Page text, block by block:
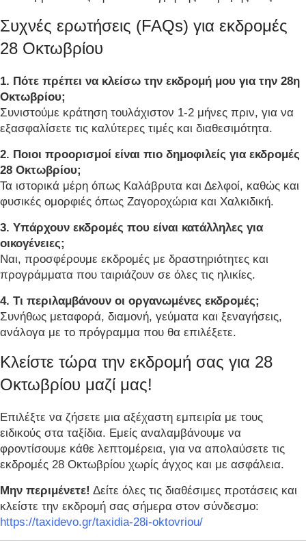
Συχνές ερωτήσεις (FAQs) για εκδρομές
28 Οκτωβρίου
1. Πότε πρέπει να κλείσω την εκδρομή μου για την 28η
Οκτωβρίου;
Συνιστούμε κράτηση τουλάχιστον 1-2 μήνες πριν, για να
εξασφαλίσετε τις καλύτερες τιμές και διαθεσιμότητα.
2. Ποιοι προορισμοί είναι πιο δημοφιλείς για εκδρομές
28 Οκτωβρίου;
Τα ιστορικά μέρη όπως Καλάβρυτα και Δελφοί, καθώς και
φυσικές ομορφιές όπως Ζαγοροχώρια και Χαλκιδική.
3. Υπάρχουν εκδρομές που είναι κατάλληλες για
οικογένειες;
Ναι, προσφέρουμε εκδρομές με δραστηριότητες και
προγράμματα που ταιριάζουν σε όλες τις ηλικίες.
4. Τι περιλαμβάνουν οι οργανωμένες εκδρομές;
Συνήθως μεταφορά, διαμονή, γεύματα και ξεναγήσεις,
ανάλογα με το πρόγραμμα που θα επιλέξετε.
Κλείστε τώρα την εκδρομή σας για 28
Οκτωβρίου μαζί μας!
Επιλέξτε να ζήσετε μια αξέχαστη εμπειρία με τους
ειδικούς στα ταξίδια. Εμείς αναλαμβάνουμε να
φροντίσουμε κάθε λεπτομέρεια, για να απολαύσετε τις
εκδρομές 28 Οκτωβρίου χωρίς άγχος και με ασφάλεια.
Μην περιμένετε! Δείτε όλες τις διαθέσιμες προτάσεις και
κλείστε την εκδρομή σας σήμερα στον σύνδεσμο:
https://taxidevo.gr/taxidia-28i-oktovriou/